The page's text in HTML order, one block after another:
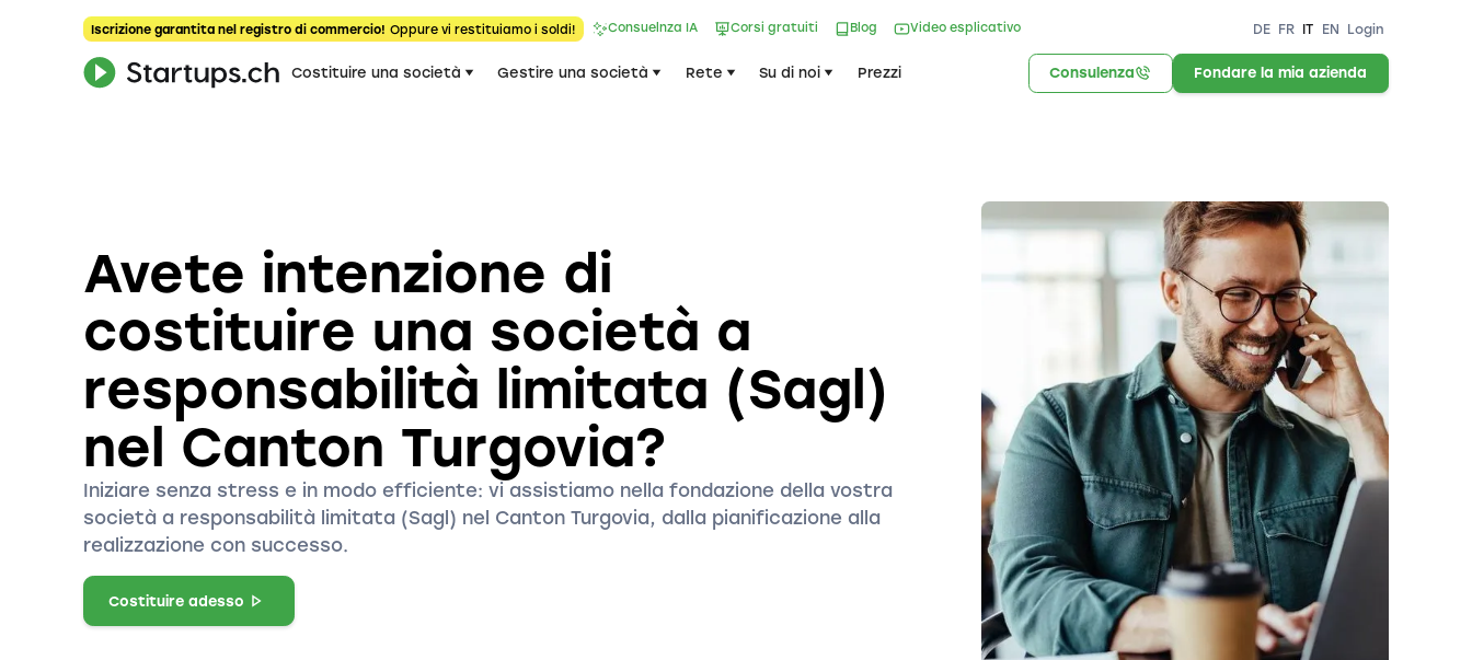
Iscrizione garantita nel registro di commercio! Oppure vi restituiamo i soldi! Consuelnza IA Corsi gratuiti Blog Video esplicativo DE FR IT EN Login
Costituire una società Gestire una società Rete Su di noi Prezzi Consulenza Fondare la mia azienda
Avete intenzione di
costituire una società a
responsabilità limitata (Sagl)
nel Canton Turgovia?
Iniziare senza stress e in modo efficiente: vi assistiamo nella fondazione della vostra
società a responsabilità limitata (Sagl) nel Canton Turgovia, dalla pianificazione alla
realizzazione con successo.
Costituire adesso